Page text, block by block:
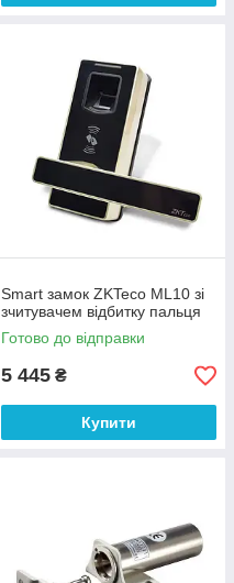
Smart замок ZKTeco ML10 зі
зчитувачем відбитку пальця
Готово до відправки
5 445 ₴
Купити